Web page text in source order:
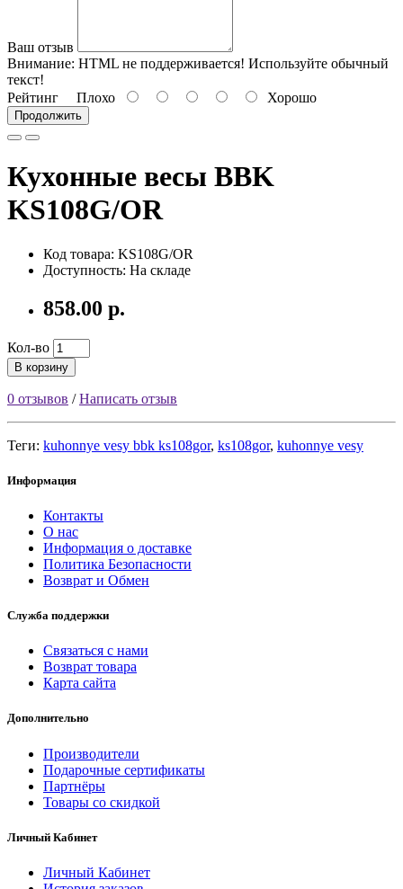
Ваш отзыв
Внимание: HTML не поддерживается! Используйте обычный
текст!
Рейтинг Плохо Хорошо
Продолжить
Кухонные весы BBK
KS108G/OR
Код товара: KS108G/OR
Доступность: На складе
858.00 р.
Кол-во
В корзину
0 отзывов /Написать отзыв
Теги: kuhonnye vesy bbk ks108gor, ks108gor, kuhonnye vesy
Информация
Контакты
О нас
Информация о доставке
Политика Безопасности
Возврат и Обмен
Служба поддержки
Связаться с нами
Возврат товара
Карта сайта
Дополнительно
Производители
Подарочные сертификаты
Партнёры
Товары со скидкой
Личный Кабинет
Личный Кабинет